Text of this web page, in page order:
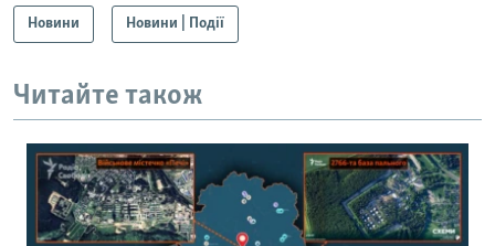
Новини Новини | Події
Читайте також